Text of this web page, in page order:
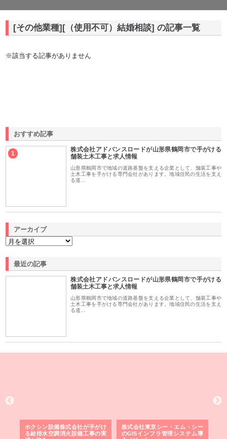
[その他業種][（使用不可）結婚相談] の記事一覧
※該当する記事がありません
おすすめ記事
1
株式会社アドバンスロードが山形県鶴岡市で手がける
舗装土木工事と求人情報
山形県鶴岡市で地域の道路基盤を支える企業として、舗装工事や
土木工事を手がける専門会社があります。地域住民の生活を支え
る道…
アーカイブ
最近の記事
株式会社アドバンスロードが山形県鶴岡市で手がける
舗装土木工事と求人情報
山形県鶴岡市で地域の道路基盤を支える企業として、舗装工事や
土木工事を手がける専門会社があります。地域住民の生活を支え
る道…
ホクシン設備株式会社が手がけ
る給排水空調消火設備工事の実
株式会社東京シー・エム・シー
のGISインフラ管理システム導